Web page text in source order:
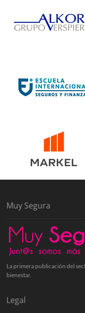
Muy Segura
La primera publicación del
bienestar.
Legal